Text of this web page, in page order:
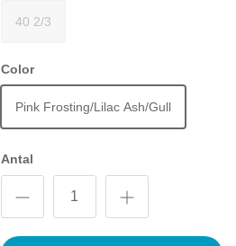
40 2/3
Color
Pink Frosting/Lilac Ash/Gull
Antal